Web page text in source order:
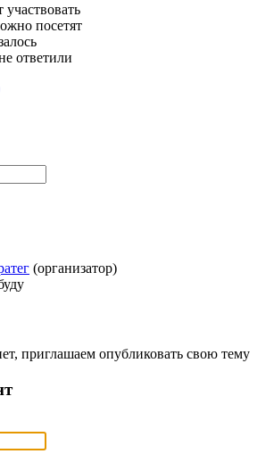
участвовать
посетят
ответили
(организатор)
приглашаем опубликовать свою тему